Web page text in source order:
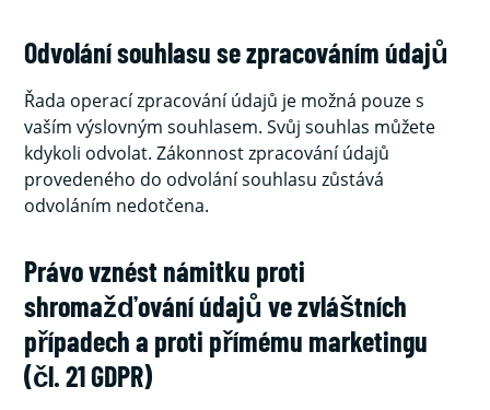
Odvolání souhlasu se zpracováním údajů
Řada operací zpracování údajů je možná pouze s
vaším výslovným souhlasem. Svůj souhlas můžete
kdykoli odvolat. Zákonnost zpracování údajů
provedeného do odvolání souhlasu zůstává
odvoláním nedotčena.
Právo vznést námitku proti
shromažďování údajů ve zvláštních
případech a proti přímému marketingu
(čl. 21 GDPR)